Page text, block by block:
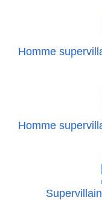
Homme
Homme